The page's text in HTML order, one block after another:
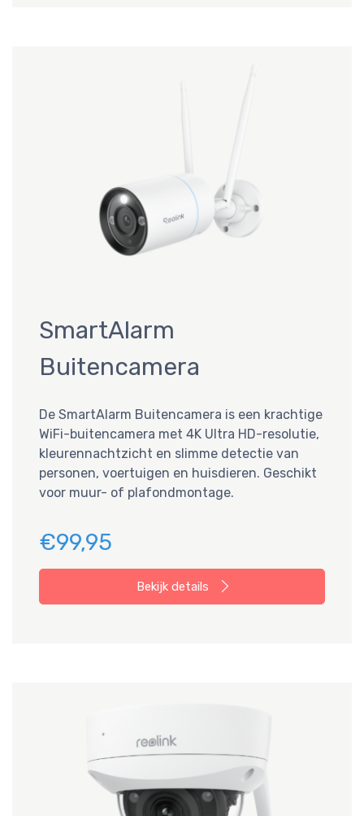
SmartAlarm
Buitencamera
De SmartAlarm Buitencamera is een krachtige
WiFi-buitencamera met 4K Ultra HD-resolutie,
kleurennachtzicht en slimme detectie van
personen, voertuigen en huisdieren. Geschikt
voor muur- of plafondmontage.
€99,95
Bekijk details